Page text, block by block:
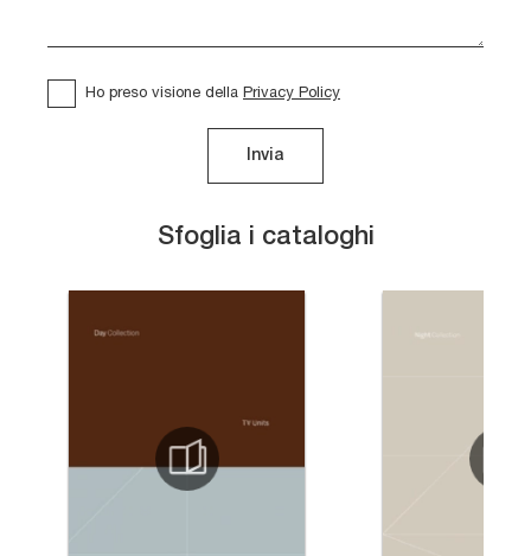
Sfoglia i cataloghi
Ho preso visione della Privacy Policy
Invia